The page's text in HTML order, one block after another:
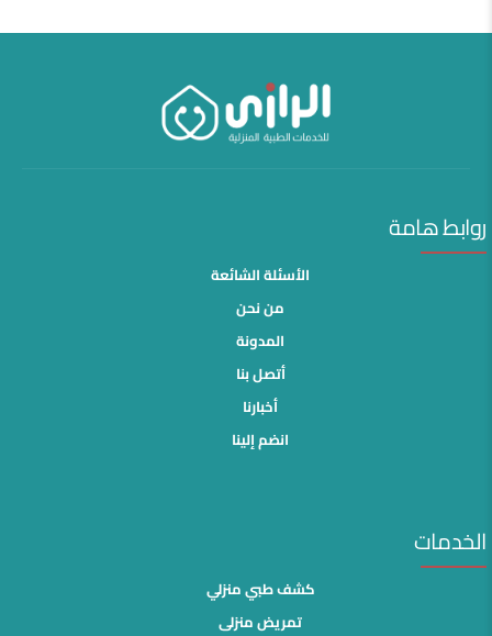
روابط هامة
الأسئلة الشائعة
من نحن
المدونة
أتصل بنا
أخبارنا
انضم إلينا
الخدمات
كشف طبي منزلي
تمريض منزلى